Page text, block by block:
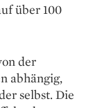
über 100
der
abhängig,
selbst. Die